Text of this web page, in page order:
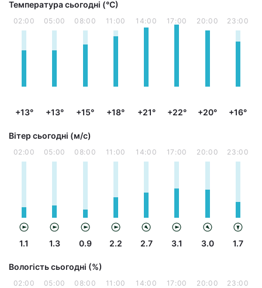
Температура сьогодні (°С)
02:00
+13°
05:00
+13°
08:00
+15°
11:00
+18°
14:00
+21°
17:00
+22°
20:00
+20°
23:00
+16°
Вітер сьогодні (м/с)
02:00
1.1
05:00
1.3
08:00
0.9
11:00
2.2
14:00
2.7
17:00
3.1
20:00
3.0
23:00
1.7
Вологість сьогодні (%)
02:00 05:00 08:00 11:00 14:00 17:00 20:00 23:00